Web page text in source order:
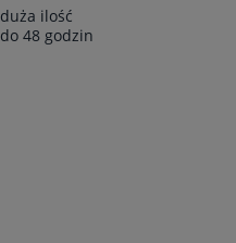
duża ilość
do 48 godzin